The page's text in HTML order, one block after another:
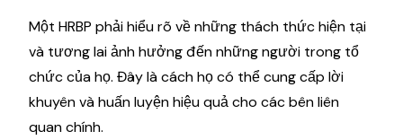
Một HRBP phải hiểu rõ về những thách thức hiện tại
và tương lai ảnh hưởng đến những người trong tổ
chức của họ. Đây là cách họ có thể cung cấp lời
khuyên và huấn luyện hiệu quả cho các bên liên
quan chính.